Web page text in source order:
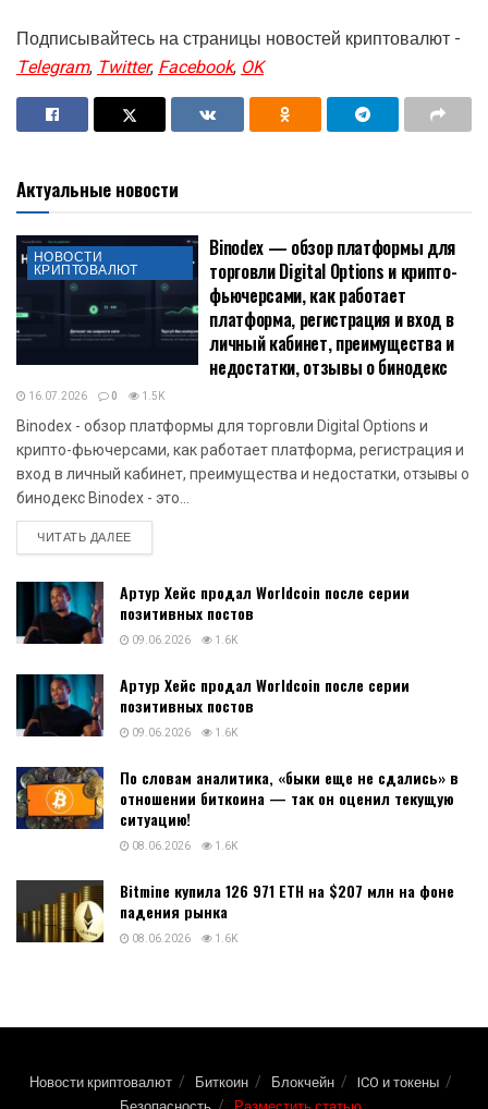
Подписывайтесь на страницы новостей криптовалют -
Telegram,Twitter,Facebook,OK
Актуальные новости
НОВОСТИ
КРИПТОВАЛЮТ
Binodex — обзор платформы для
торговли Digital Options и крипто-
фьючерсами, как работает
платформа, регистрация и вход в
личный кабинет, преимущества и
недостатки, отзывы о бинодекс
16.07.2026 0 1.5K
Binodex - обзор платформы для торговли Digital Options и
крипто-фьючерсами, как работает платформа, регистрация и
вход в личный кабинет, преимущества и недостатки, отзывы о
бинодекс Binodex - это...
ЧИТАТЬ ДАЛЕЕDETAILS
Артур Хейс продал Worldcoin после серии
позитивных постов
09.06.2026 1.6K
Артур Хейс продал Worldcoin после серии
позитивных постов
09.06.2026 1.6K
По словам аналитика, «быки еще не сдались» в
отношении биткоина — так он оценил текущую
ситуацию!
08.06.2026 1.6K
Bitmine купила 126 971 ETH на $207 млн на фоне
падения рынка
08.06.2026 1.6K
Новости криптовалют Биткоин Блокчейн
ICO и токены